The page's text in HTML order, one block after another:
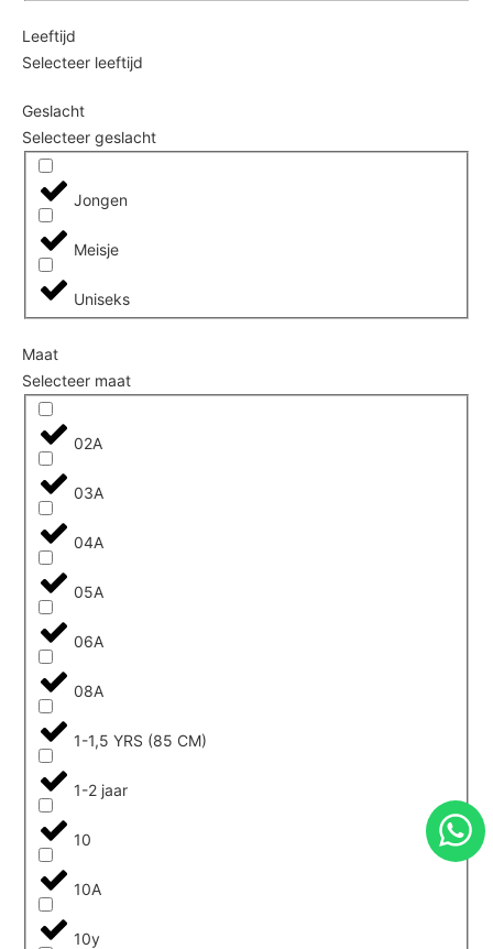
Leeftijd
Selecteer leeftijd
Geslacht
Selecteer geslacht
Jongen
Meisje
Uniseks
Maat
Selecteer maat
02A
03A
04A
05A
06A
08A
1-1,5 YRS (85 CM)
1-2 jaar
10
10A
10y